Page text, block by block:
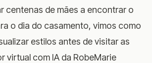
centenas de mães a encontrar o
o dia do casamento, vimos como
estilos antes de visitar as
virtual com IA da RobeMarie